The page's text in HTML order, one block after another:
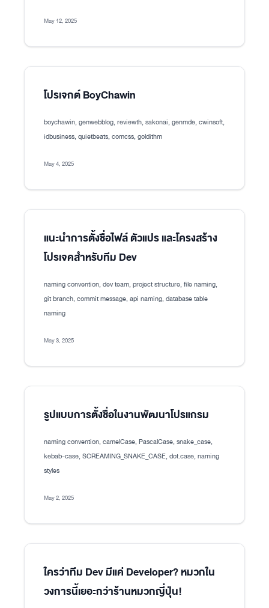
May 12, 2025
โปรเจกต์ BoyChawin
boychawin, genwebblog, reviewth, sakonai, genmde, cwinsoft,
idbusiness, quietbeats, comcss, goldithm
May 4, 2025
แนะนำการตั้งชื่อไฟล์ ตัวแปร และโครงสร้าง
โปรเจคสำหรับทีม Dev
naming convention, dev team, project structure, file naming,
git branch, commit message, api naming, database table
naming
May 3, 2025
รูปแบบการตั้งชื่อในงานพัฒนาโปรแกรม
naming convention, camelCase, PascalCase, snake_case,
kebab-case, SCREAMING_SNAKE_CASE, dot.case, naming
styles
May 2, 2025
ใครว่าทีม Dev มีแค่ Developer? หมวกใน
วงการนี้เยอะกว่าร้านหมวกญี่ปุ่น!